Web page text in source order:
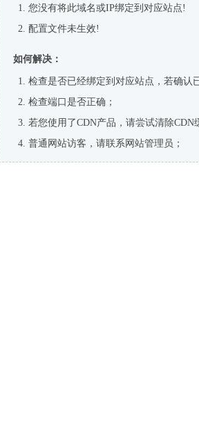
您没有将此域名或IP绑定到对应站点!
配置文件未生效!
如何解决：
检查是否已经绑定到对应站点，若确认
检查端口是否正确；
若您使用了CDN产品，请尝试清除CDN
普通网站访客，请联系网站管理员；